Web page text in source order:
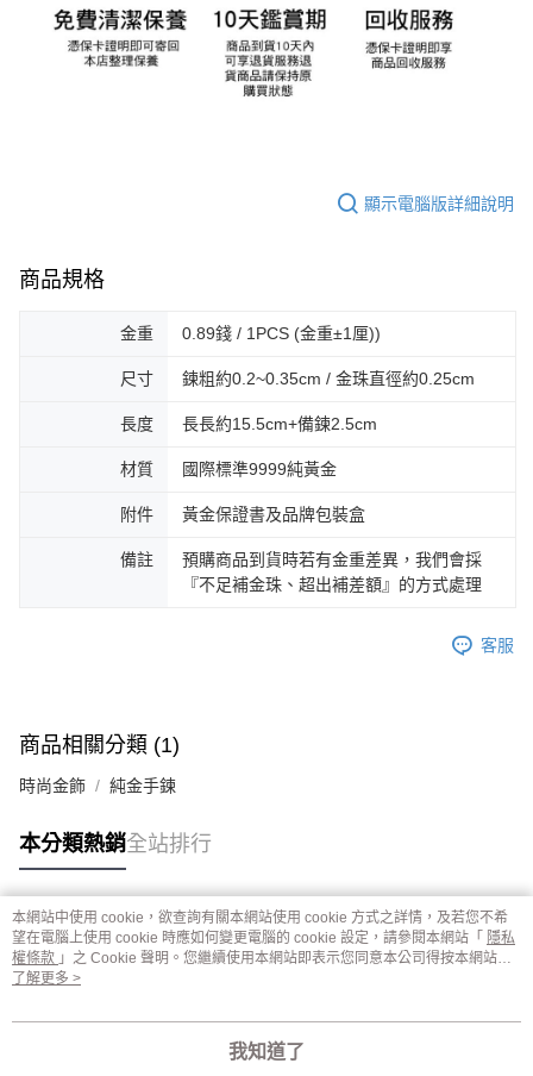
顯示電腦版詳細說明
商品規格
金重 0.89錢 / 1PCS (金重±1厘))
尺寸 鍊粗約0.2~0.35cm / 金珠直徑約0.25cm
長度 長長約15.5cm+備鍊2.5cm
材質 國際標準9999純黃金
附件 黃金保證書及品牌包裝盒
備註
預購商品到貨時若有金重差異，我們會採
『不足補金珠、超出補差額』的方式處理
客服
商品相關分類 (1)
時尚金飾 純金手鍊
本分類熱銷全站排行
熱門標籤
本網站中使用 cookie，欲查詢有關本網站使用 cookie 方式之詳情，及若您不希
望在電腦上使用 cookie 時應如何變更電腦的 cookie 設定，請參閱本網站「 隱私
權條款 」之 Cookie 聲明。您繼續使用本網站即表示您同意本公司得按本網站使
用條款之 Cookie 聲明使用 cookie。
了解更多 >
我知道了